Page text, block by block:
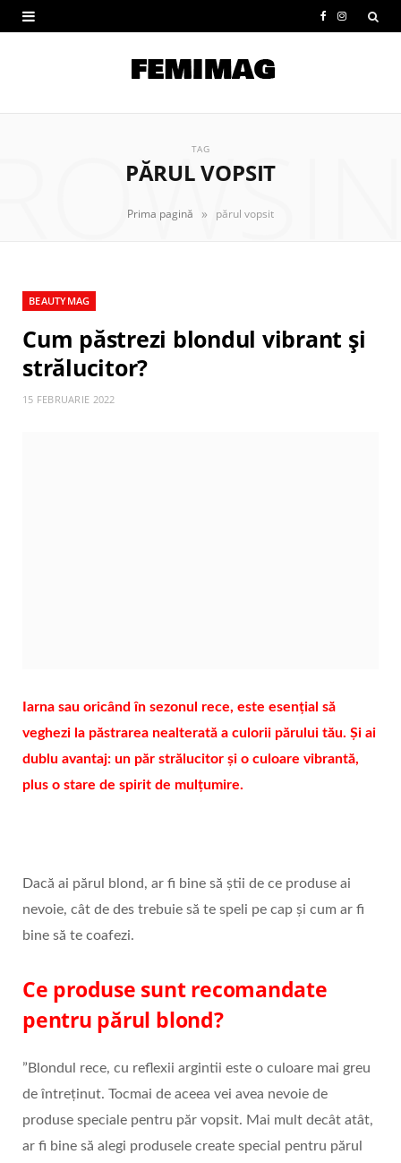
e
I
t
TAG
PĂRUL VOPSIT
Prima pagină » părul vopsit
BEAUTYMAG
Cum păstrezi blondul vibrant şi
strălucitor?
15 FEBRUARIE 2022
Iarna sau oricând în sezonul rece, este esențial să
veghezi la păstrarea nealterată a culorii părului tău. Și ai
dublu avantaj: un păr strălucitor și o culoare vibrantă,
plus o stare de spirit de mulțumire.
Dacă ai părul blond, ar fi bine să ştii de ce produse ai
nevoie, cât de des trebuie să te speli pe cap şi cum ar fi
bine să te coafezi.
Ce produse sunt recomandate
pentru părul blond?
”Blondul rece, cu reflexii argintii este o culoare mai greu
de întreținut. Tocmai de aceea vei avea nevoie de
produse speciale pentru păr vopsit. Mai mult decât atât,
ar fi bine să alegi produsele create special pentru părul